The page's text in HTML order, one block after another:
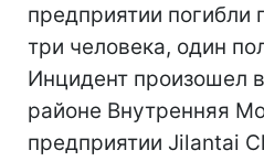
предприятии
три человека, один
Инцидент произошел
районе Внутренняя
предприятии Jilantai